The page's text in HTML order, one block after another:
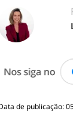
de publicação: